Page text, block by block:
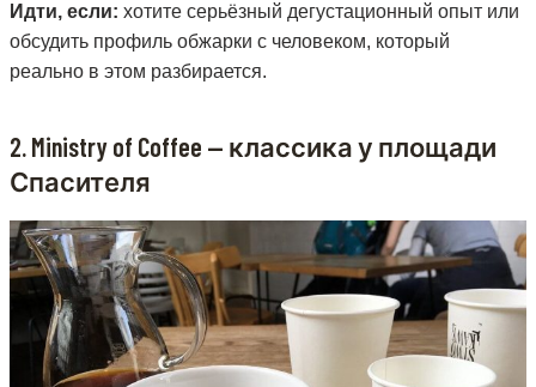
Идти, если: хотите серьёзный дегустационный опыт или
обсудить профиль обжарки с человеком, который
реально в этом разбирается.
2. Ministry of Coffee — классика у площади
Спасителя